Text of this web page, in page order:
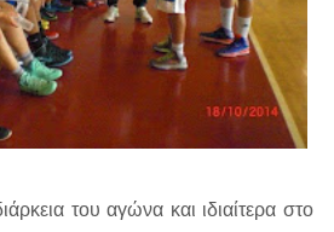
του αγώνα και ιδιαίτερα στο